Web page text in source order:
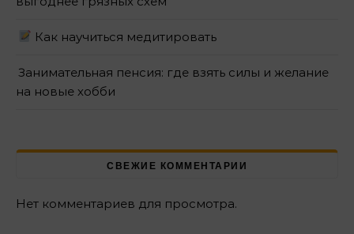
Как научиться медитировать
Занимательная пенсия: где взять силы и желание
на новые хобби
СВЕЖИЕ КОММЕНТАРИИ
Нет комментариев для просмотра.